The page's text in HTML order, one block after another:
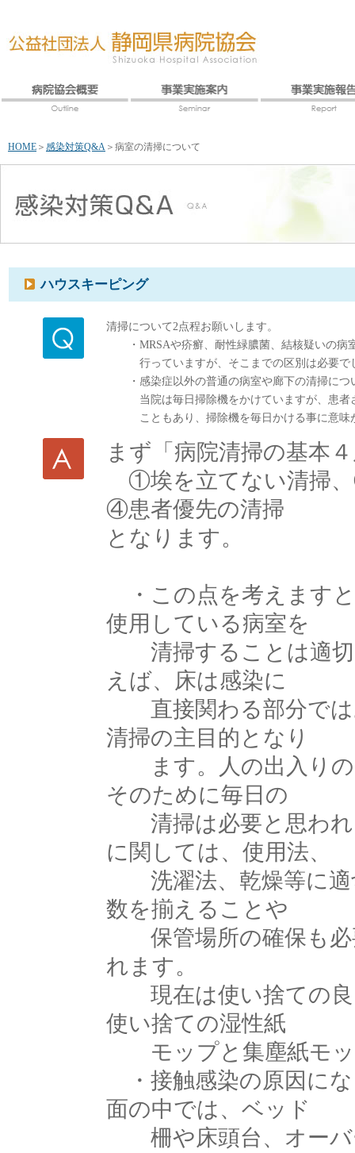
HOME ＞ 感染対策Q&A ＞ 病室の清掃について
ハウスキーピング
清掃について2点程お願いします。
・MRSAや疥癬、耐性緑膿菌、結核疑いの病
行っていますが、そこまでの区別は必要で
・感染症以外の普通の病室や廊下の清掃につ
当院は毎日掃除機をかけていますが、患者さ
こともあり、掃除機を毎日かける事に意味
まず「病院清掃の基本
①埃を立てない清掃
④患者優先の清掃
となります。
・この点を考えます
使用している病室を
清掃することは適切
えば、床は感染に
直接関わる部分では
清掃の主目的となり
ます。人の出入りの
そのために毎日の
清掃は必要と思われ
に関しては、使用法、
洗濯法、乾燥等に適
数を揃えることや
保管場所の確保も必
れます。
現在は使い捨ての良
使い捨ての湿性紙
モップと集塵紙モッ
・接触感染の原因にな
面の中では、ベッド
柵や床頭台、オーバ